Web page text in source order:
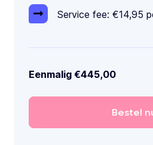
Service fee: €14,95
Eenmalig €445,00
Bestel